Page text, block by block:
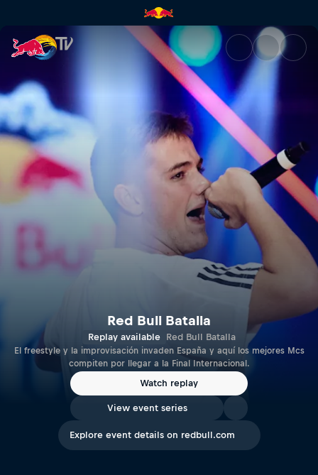
Red Bull Batalla de los
Red Bull Batalla
Replay available Red Bull Batalla
El freestyle y la improvisación invaden España y aquí los mejores Mcs
compiten por llegar a la Final Internacional.
Watch replay
View event series
Explore event details on redbull.com